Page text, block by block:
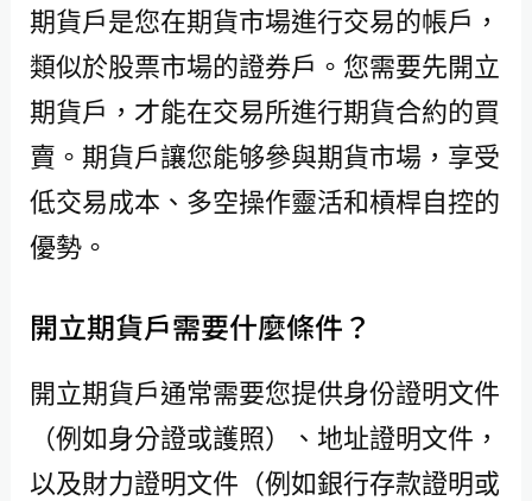
期貨戶是您在期貨市場進行交易的帳戶，
類似於股票市場的證券戶。您需要先開立
期貨戶，才能在交易所進行期貨合約的買
賣。期貨戶讓您能够參與期貨市場，享受
低交易成本、多空操作靈活和槓桿自控的
優勢。
開立期貨戶需要什麼條件？
開立期貨戶通常需要您提供身份證明文件
（例如身分證或護照）、地址證明文件，
以及財力證明文件（例如銀行存款證明或